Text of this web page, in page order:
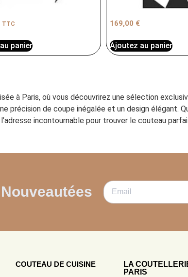
TTC
panier
169,00 €
Ajoutez au panier
à Paris, où vous découvrirez une sélection
précision de coupe inégalée et un design élégant.
incontournable pour trouver le couteau
COUTEAU DE CUISINE
LA
PARIS